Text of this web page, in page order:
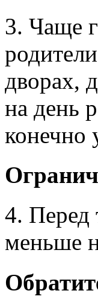
3. Чаще
дворах,
на день
конечно
4. Перед
меньше